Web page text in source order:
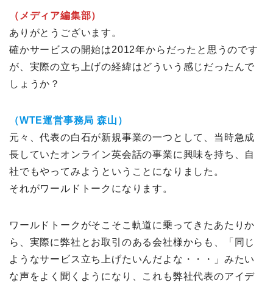
（メディア編集部）
ありがとうございます。
確かサービスの開始は2012年からだったと思うのです
が、実際の立ち上げの経緯はどういう感じだったんで
しょうか？
（WTE運営事務局 森山）
元々、代表の白石が新規事業の一つとして、当時急成
長していたオンライン英会話の事業に興味を持ち、自
社でもやってみようということになりました。
それがワールドトークになります。
ワールドトークがそこそこ軌道に乗ってきたあたりか
ら、実際に弊社とお取引のある会社様からも、「同じ
ようなサービス立ち上げたいんだよな・・・」みたい
な声をよく聞くようになり、これも弊社代表のアイデ